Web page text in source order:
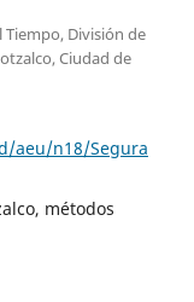
División de
Ciudad de
aeu/n18/Segura
métodos